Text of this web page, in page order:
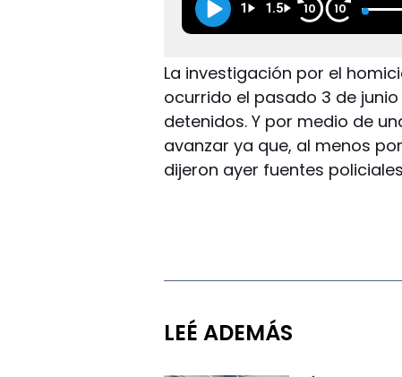
1 1.5 10 10
La investigación por el
ocurrido el pasado 3 de
detenidos. Y por medio de
avanzar ya que, al menos
dijeron ayer fuentes
LEÉ ADEMÁS